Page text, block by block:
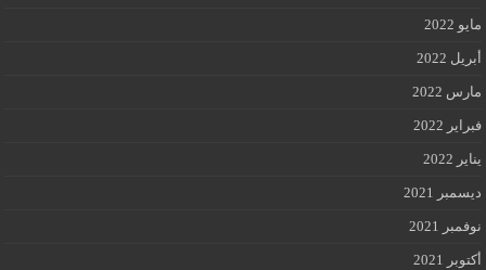
مايو 2022
أبريل 2022
مارس 2022
فبراير 2022
يناير 2022
ديسمبر 2021
نوفمبر 2021
أكتوبر 2021